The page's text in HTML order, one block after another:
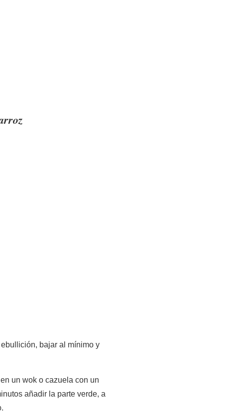
bajar al mínimo y
un wok o cazuela con un
añadir la parte verde, a